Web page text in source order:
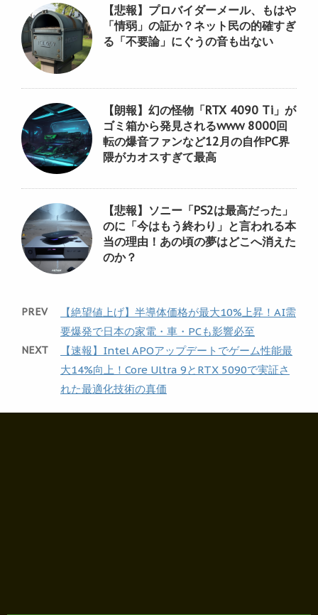
【悲報】プロバイダーメール、もはや
「情弱」の証か？ネット民の的確すぎ
る「不要論」にぐうの音も出ない
【朗報】幻の怪物「RTX 4090 Ti」が
ゴミ箱から発見されるwww 8000回
転の爆音ファンなど12月の自作PC界
隈がカオスすぎて最高
【悲報】ソニー「PS2は最高だった」
のに「今はもう終わり」と言われる本
当の理由！あの頃の夢はどこへ消えた
のか？
PREV
【絶望値上げ】半導体価格が最大10%上昇！AI需
要爆発で日本の家電・車・PCも影響必至
NEXT
【速報】Intel APOアップデートでゲーム性能最
大14%向上！Core Ultra 9とRTX 5090で実証さ
れた最適化技術の真価